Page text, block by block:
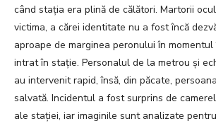
când stația era plină de călători. Martorii
victima, a cărei identitate nu a fost încă
aproape de marginea peronului în
intrat în stație. Personalul de la metrou și
au intervenit rapid, însă, din păcate,
salvată. Incidentul a fost surprins de
ale stației, iar imaginile sunt analizate